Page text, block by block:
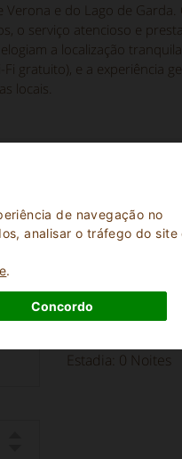
de navegação no
analisar o tráfego do site
.
Concordo
e do Lago de Garda.
o serviço atencioso e
a localização
gratuito), e a experiência
locais.
pelos hóspedes que
Estadia: 0 Noites